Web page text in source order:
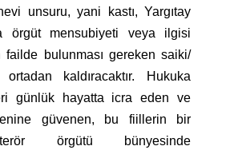
unsuru, yani kastı, Yargıtay
örgüt mensubiyeti veya ilgisi
failde bulunması gereken saiki/
kaldıracaktır. Hukuka
günlük hayatta icra eden ve
güvenen, bu fiillerin bir
örgütü bünyesinde